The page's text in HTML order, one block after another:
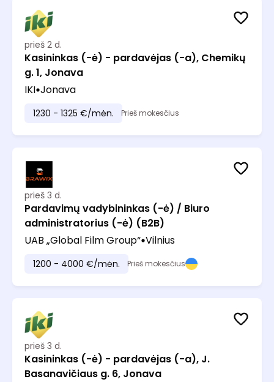
prieš 2 d.
Kasininkas (-ė) - pardavėjas (-a), Chemikų
g. 1, Jonava
IKI Jonava
1230 - 1325 €/mėn. Prieš mokesčius
prieš 3 d.
Pardavimų vadybininkas (-ė) / Biuro
administratorius (-ė) (B2B)
UAB „Global Film Group“ Vilnius
1200 - 4000 €/mėn. Prieš mokesčius
prieš 3 d.
Kasininkas (-ė) - pardavėjas (-a), J.
Basanavičiaus g. 6, Jonava